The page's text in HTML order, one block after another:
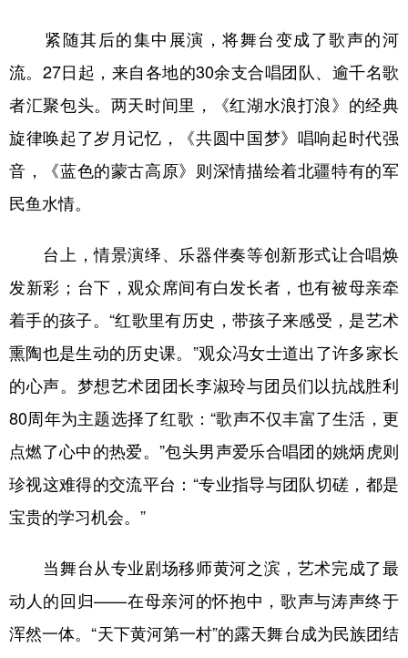
Deutsch Português
紧随其后的集中展演，将舞台变成了歌声的河
流。27日起，来自各地的30余支合唱团队、逾千名歌
者汇聚包头。两天时间里，《红湖水浪打浪》的经典
旋律唤起了岁月记忆，《共圆中国梦》唱响起时代强
音，《蓝色的蒙古高原》则深情描绘着北疆特有的军
民鱼水情。
台上，情景演绎、乐器伴奏等创新形式让合唱焕
发新彩；台下，观众席间有白发长者，也有被母亲牵
着手的孩子。“红歌里有历史，带孩子来感受，是艺术
熏陶也是生动的历史课。”观众冯女士道出了许多家长
的心声。梦想艺术团团长李淑玲与团员们以抗战胜利
80周年为主题选择了红歌：“歌声不仅丰富了生活，更
点燃了心中的热爱。”包头男声爱乐合唱团的姚炳虎则
珍视这难得的交流平台：“专业指导与团队切磋，都是
宝贵的学习机会。”
当舞台从专业剧场移师黄河之滨，艺术完成了最
动人的回归——在母亲河的怀抱中，歌声与涛声终于
浑然一体。“天下黄河第一村”的露天舞台成为民族团结